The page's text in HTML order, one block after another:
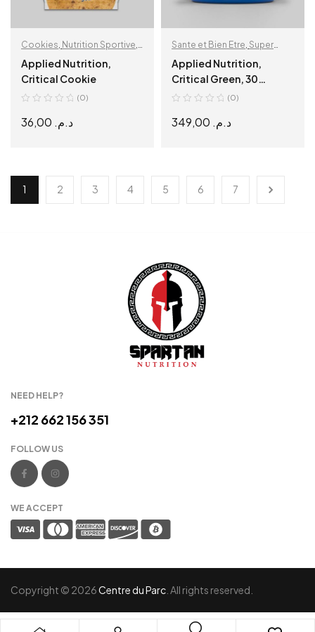
Cookies, Nutrition Sportive,
Snacks protéinés
Applied Nutrition,
Critical Cookie
(0)
د.م.
Sante et Bien Etre, Super
Aliments
Applied Nutrition,
Critical Green, 30
Servings. Lemon Lime
(0)
د.م.
1 2 3 4 5 6 7
NEED HELP?
+212 662 156 351
FOLLOW US
WE ACCEPT
Copyright © 2026Centre du Parc . All rights reserved.